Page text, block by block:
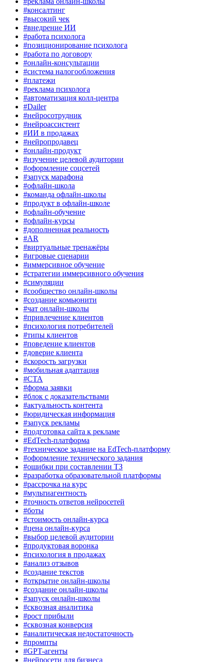
#консалтинг
#высокий чек
#внедрение ИИ
#работа психолога
#позиционирование психолога
#работа по договору
#онлайн-консультации
#система налогообложения
#платежи
#реклама психолога
#автоматизация колл-центра
#Dailer
#нейросотрудник
#нейроассистент
#ИИ в продажах
#нейропродавец
#онлайн-продукт
#изучение целевой аудитории
#оформление соцсетей
#запуск марафона
#офлайн-школа
#команда офлайн-школы
#продукт в офлайн-школе
#офлайн-обучение
#офлайн-курсы
#дополненная реальность
#AR
#виртуальные тренажёры
#игровые сценарии
#иммерсивное обучение
#стратегии иммерсивного обучения
#симуляции
#сообщество онлайн-школы
#создание комьюнити
#чат онлайн-школы
#привлечение клиентов
#психология потребителей
#типы клиентов
#поведение клиентов
#доверие клиента
#скорость загрузки
#мобильная адаптация
#CTA
#форма заявки
#блок с доказательствами
#актуальность контента
#юридическая информация
#запуск рекламы
#подготовка сайта к рекламе
#EdTech-платформа
#техническое задание на EdTech-платформу
#оформление технического задания
#ошибки при составлении ТЗ
#разработка образовательной платформы
#рассрочка на курс
#мультиагентность
#точность ответов нейросетей
#боты
#стоимость онлайн-курса
#цена онлайн-курса
#выбор целевой аудитории
#продуктовая воронка
#психология в продажах
#анализ отзывов
#создание текстов
#открытие онлайн-школы
#создание онлайн-школы
#запуск онлайн-школы
#сквозная аналитика
#рост прибыли
#сквозная конверсия
#аналитическая недостаточность
#промпты
#GPT-агенты
#нейросети для бизнеса